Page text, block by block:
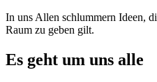
In uns Allen schlummern Ideen,
Raum zu geben gilt.
Es geht um uns alle